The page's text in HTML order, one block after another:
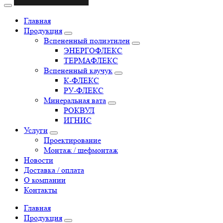
Главная
Продукция
Вспененный полиэтилен
ЭНЕРГОФЛЕКС
ТЕРМАФЛЕКС
Вспененный каучук
К-ФЛЕКС
РУ-ФЛЕКС
Минеральная вата
РОКВУЛ
ИГНИС
Услуги
Проектирование
Монтаж / шефмонтаж
Новости
Доставка / оплата
О компании
Контакты
Главная
Продукция